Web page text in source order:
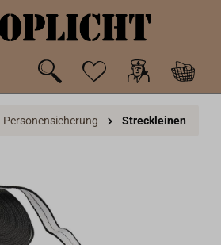
Personensicherung Streckleinen